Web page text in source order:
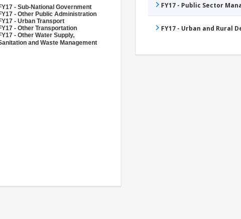
- Sub-National Government
- Other Public Administration
- Urban Transport
- Other Transportation
- Other Water Supply,
and Waste Management
FY17 - Public Sector
FY17 - Urban and Rural